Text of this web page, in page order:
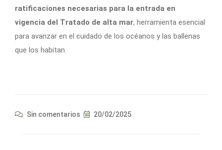
ratificaciones necesarias para la entrada en
vigencia del Tratado de alta mar, herramienta esencial
para avanzar en el cuidado de los océanos y las ballenas
que los habitan.
Sin comentarios 20/02/2025